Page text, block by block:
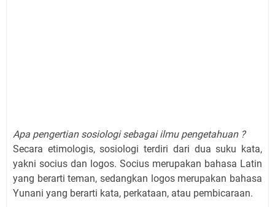
Apa pengertian sosiologi sebagai ilmu pengetahuan ?
Secara etimologis, sosiologi terdiri dari dua suku kata,
yakni socius dan logos. Socius merupakan bahasa Latin
yang berarti teman, sedangkan logos merupakan bahasa
Yunani yang berarti kata, perkataan, atau pembicaraan.